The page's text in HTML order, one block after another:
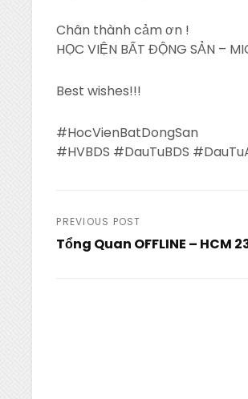
Chân thành cảm ơn !
HỌC VIỆN BẤT ĐỘNG SẢN –
Best wishes!!!
#HocVienBatDongSan
#HVBDS #DauTuBDS
Post
navigation
PREVIOUS POST
Tổng Quan OFFLINE – HCM